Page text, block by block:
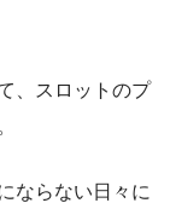
、スロットのプ
ならない日々に